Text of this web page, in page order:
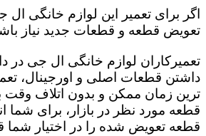
اگر برای تعمیر این لوازم خانگی ال
تعویض قطعه و قطعات جدید نیاز
تعمیرکاران لوازم خانگی ال جی در
داشتن قطعات اصلی و اورجینال،
ترین زمان ممکن و بدون اتلاف وقت
قطعه مورد نظر در بازار، برای شما
قطعه تعویض شده را در اختیار شما